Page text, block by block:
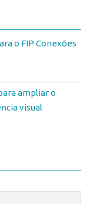
o FIP Conexões
ampliar o
visual